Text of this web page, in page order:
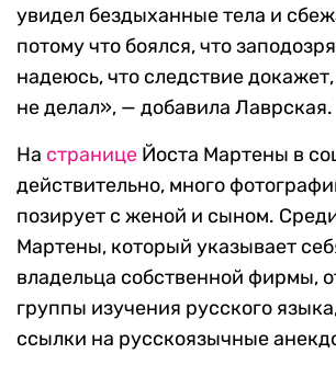
увидел бездыханные тела и
потому что боялся, что
надеюсь, что следствие докажет,
не делал», — добавила Лаврская.
На странице Йоста Мартены в
действительно, много
позирует с женой и сыном.
Мартены, который указывает
владельца собственной фирмы,
группы изучения русского
ссылки на русскоязычные